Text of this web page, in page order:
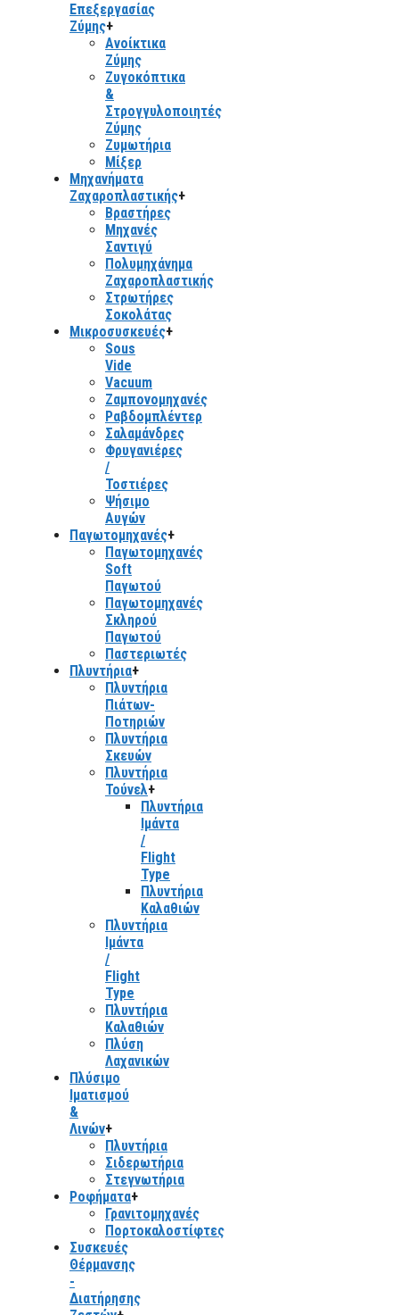
Επεξεργασίας
Ζύμης+
Ανοίκτικα
Ζύμης
Ζυγοκόπτικα
&
Στρογγυλοποιητές
Ζύμης
Ζυμωτήρια
Μίξερ
Μηχανήματα
Ζαχαροπλαστικής+
Βραστήρες
Μηχανές
Σαντιγύ
Πολυμηχάνημα
Ζαχαροπλαστικής
Στρωτήρες
Σοκολάτας
Μικροσυσκευές+
Sous
Vide
Vacuum
Ζαμπονομηχανές
Ραβδομπλέντερ
Σαλαμάνδρες
Φρυγανιέρες
/
Τοστιέρες
Ψήσιμο
Αυγών
Παγωτομηχανές+
Παγωτομηχανές
Soft
Παγωτού
Παγωτομηχανές
Σκληρού
Παγωτού
Παστεριωτές
Πλυντήρια+
Πλυντήρια
Πιάτων-
Ποτηριών
Πλυντήρια
Σκευών
Πλυντήρια
Τούνελ+
Πλυντήρια
Ιμάντα
/
Flight
Type
Πλυντήρια
Καλαθιών
Πλυντήρια
Ιμάντα
/
Flight
Type
Πλυντήρια
Καλαθιών
Πλύση
Λαχανικών
Πλύσιμο
Ιματισμού
&
Λινών+
Πλυντήρια
Σιδερωτήρια
Στεγνωτήρια
Ροφήματα+
Γρανιτομηχανές
Πορτοκαλοστίφτες
Συσκευές
Θέρμανσης
-
Διατήρησης